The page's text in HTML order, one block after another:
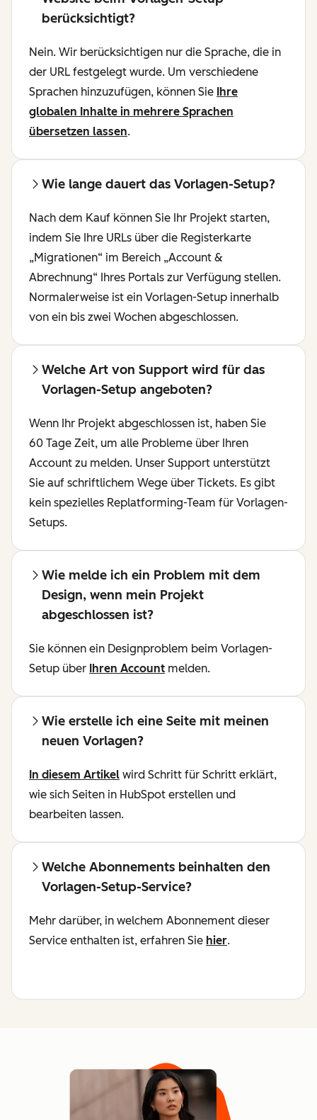
berücksichtigt?
Nein. Wir berücksichtigen nur die Sprache, die in
der URL festgelegt wurde. Um verschiedene
Sprachen hinzuzufügen, können Sie Ihre
globalen Inhalte in mehrere Sprachen
übersetzen lassen.
Wie lange dauert das Vorlagen-Setup?
Nach dem Kauf können Sie Ihr Projekt starten,
indem Sie Ihre URLs über die Registerkarte
„Migrationen“ im Bereich „Account &
Abrechnung“ Ihres Portals zur Verfügung stellen.
Normalerweise ist ein Vorlagen-Setup innerhalb
von ein bis zwei Wochen abgeschlossen.
Welche Art von Support wird für das
Vorlagen-Setup angeboten?
Wenn Ihr Projekt abgeschlossen ist, haben Sie
60 Tage Zeit, um alle Probleme über Ihren
Account zu melden. Unser Support unterstützt
Sie auf schriftlichem Wege über Tickets. Es gibt
kein spezielles Replatforming-Team für Vorlagen-
Setups.
Wie melde ich ein Problem mit dem
Design, wenn mein Projekt
abgeschlossen ist?
Sie können ein Designproblem beim Vorlagen-
Setup über Ihren Account melden.
Wie erstelle ich eine Seite mit meinen
neuen Vorlagen?
In diesem Artikel wird Schritt für Schritt erklärt,
wie sich Seiten in HubSpot erstellen und
bearbeiten lassen.
Welche Abonnements beinhalten den
Vorlagen-Setup-Service?
Mehr darüber, in welchem Abonnement dieser
Service enthalten ist, erfahren Sie hier.